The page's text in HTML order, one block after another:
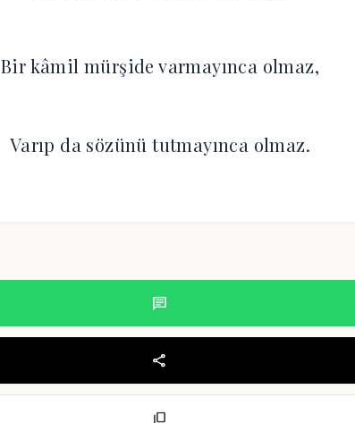
Bir kâmil mürşide varmayınca olmaz,
Varıp da sözünü tutmayınca olmaz.
chat
share
content_copy